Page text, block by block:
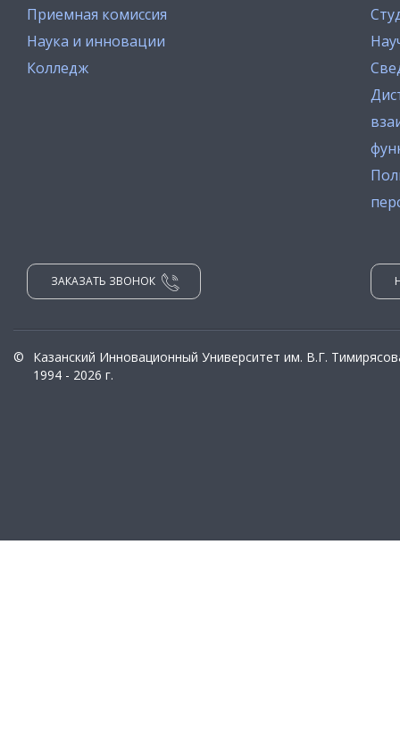
Приемная комиссия
Наука и инновации
Колледж
ЗАКАЗАТЬ ЗВОНОК
©
Казанский Инновационный Университет им. В.Г.
1994 - 2026 г.